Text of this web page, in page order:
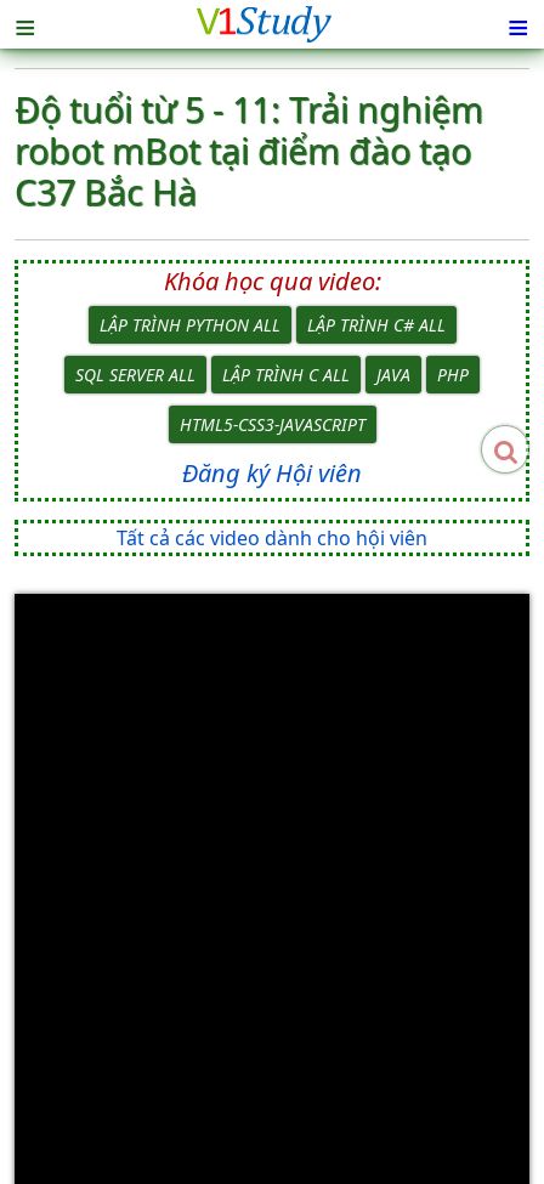
≡ ≡
Độ tuổi từ 5 - 11: Trải nghiệm
robot mBot tại điểm đào tạo
C37 Bắc Hà
Khóa học qua video:
LẬP TRÌNH PYTHON ALL LẬP TRÌNH C# ALL
SQL SERVER ALL LẬP TRÌNH C ALL JAVA PHP
HTML5-CSS3-JAVASCRIPT
Đăng ký Hội viên
Tất cả các video dành cho hội viên